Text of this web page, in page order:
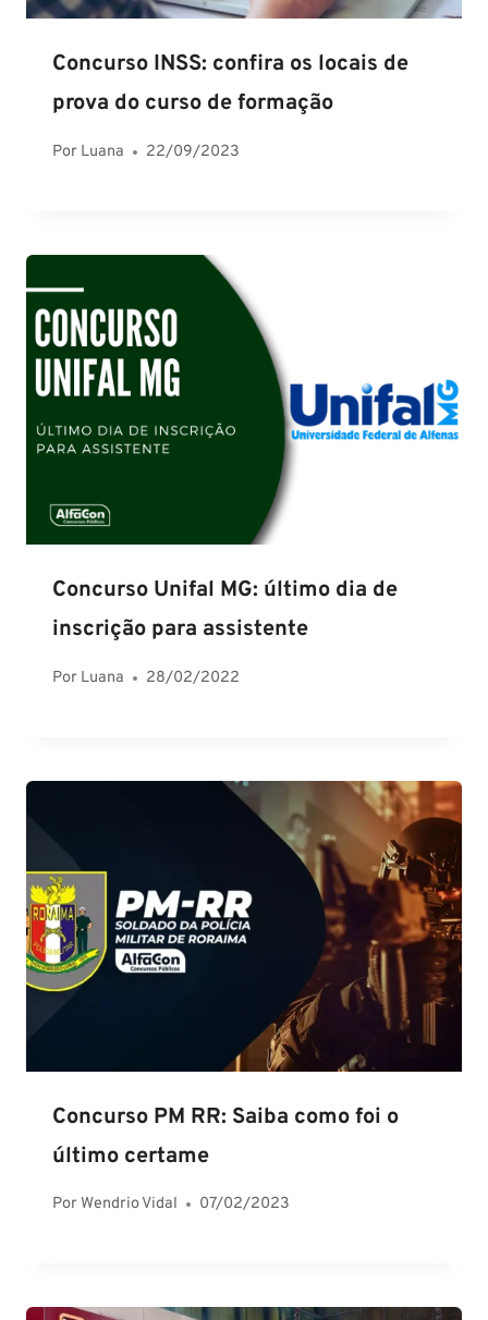
Concurso INSS: confira os locais de
prova do curso de formação
Por Luana 22/09/2023
Concurso Unifal MG: último dia de
inscrição para assistente
Por Luana 28/02/2022
Concurso PM RR: Saiba como foi o
último certame
PorWendrio Vidal 07/02/2023